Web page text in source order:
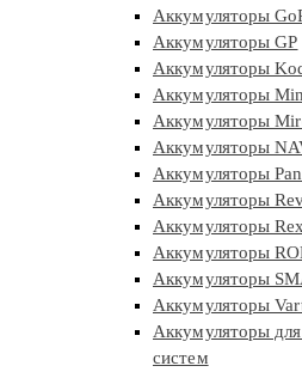
Аккумуляторы
Аккумуляторы GP
Аккумуляторы
Аккумуляторы
Аккумуляторы
Аккумуляторы
Аккумуляторы
Аккумуляторы
Аккумуляторы
Аккумуляторы
Аккумуляторы
Аккумуляторы
Аккумуляторы
систем